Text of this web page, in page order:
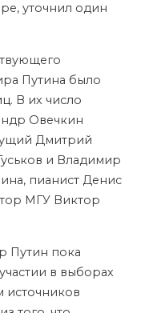
уточнил один
Путина было
. В их число
Овечкин
Дмитрий
и Владимир
пианист Денис
МГУ Виктор
Путин пока
в выборах
источников